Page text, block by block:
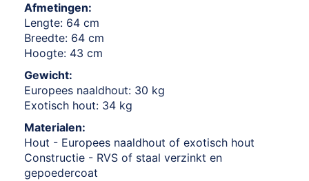
Afmetingen:
Lengte: 64 cm
Breedte: 64 cm
Hoogte: 43 cm
Gewicht:
Europees naaldhout: 30 kg
Exotisch hout: 34 kg
Materialen:
Hout - Europees naaldhout of exotisch hout
Constructie - RVS of staal verzinkt en
gepoedercoat